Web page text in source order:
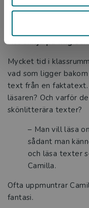
texten befinner
”sker här och
Att skilja på mig
Mycket tid i
vad som ligger
text från en faktatext.
läsaren? Och varför
skönlitterära texter?
– Man vill läsa
sådant man
och läsa texter
Camilla.
Ofta uppmuntrar
fantasi.